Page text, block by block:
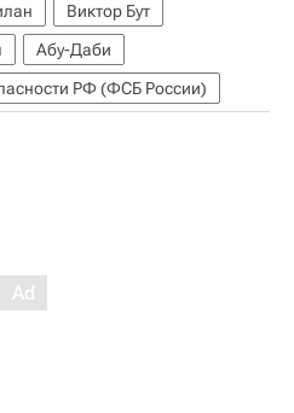
Виктор Бут
Абу-Даби
РФ (ФСБ России)